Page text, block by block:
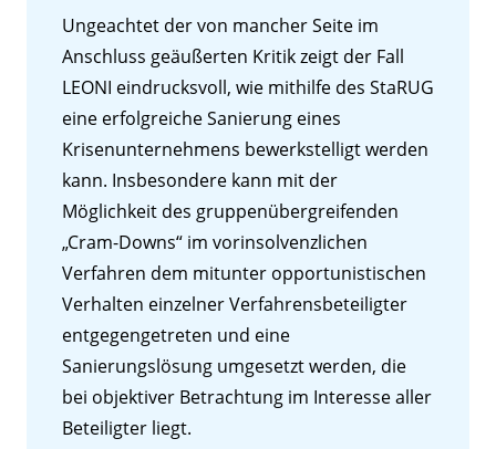
Ungeachtet der von mancher Seite im
Anschluss geäußerten Kritik zeigt der Fall
LEONI eindrucksvoll, wie mithilfe des StaRUG
eine erfolgreiche Sanierung eines
Krisenunternehmens bewerkstelligt werden
kann. Insbesondere kann mit der
Möglichkeit des gruppenübergreifenden
„Cram-Downs“ im vorinsolvenzlichen
Verfahren dem mitunter opportunistischen
Verhalten einzelner Verfahrensbeteiligter
entgegengetreten und eine
Sanierungslösung umgesetzt werden, die
bei objektiver Betrachtung im Interesse aller
Beteiligter liegt.